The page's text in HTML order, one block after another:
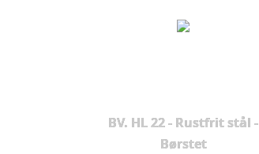
BV. HL 22 - Rustfrit stål -
Børstet